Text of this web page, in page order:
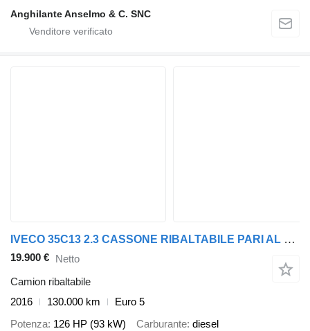
Anghilante Anselmo & C. SNC
IVECO 35C13 2.3 CASSONE RIBALTABILE PARI AL NUOVO
19.900 € Netto
Camion ribaltabile
2016
130.000 km
Euro 5
Potenza 126 HP (93 kW) Carburante diesel